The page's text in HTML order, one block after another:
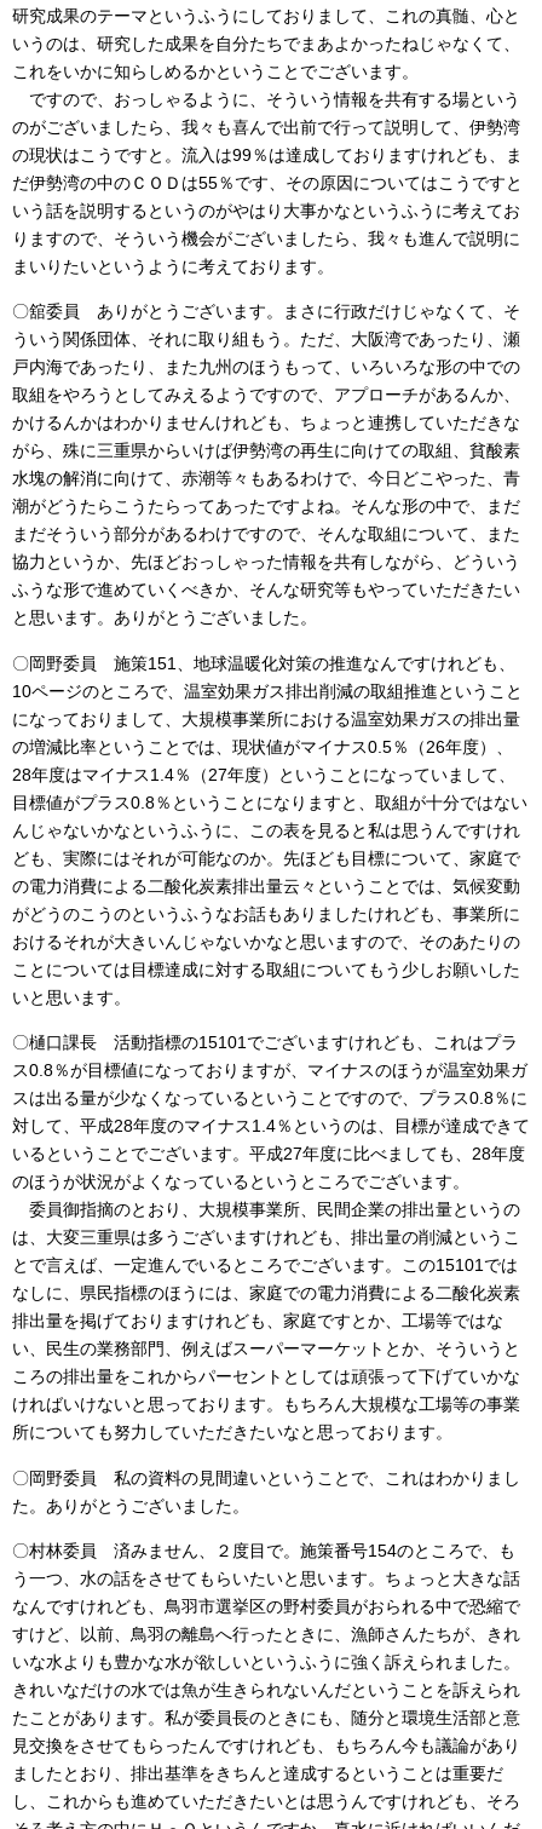
研究成果のテーマというふうにしておりまして、これの真髄、心と
いうのは、研究した成果を自分たちでまあよかったねじゃなくて、
これをいかに知らしめるかということでございます。
ですので、おっしゃるように、そういう情報を共有する場という
のがございましたら、我々も喜んで出前で行って説明して、伊勢湾
の現状はこうですと。流入は99％は達成しておりますけれども、ま
だ伊勢湾の中のＣＯＤは55％です、その原因についてはこうですと
いう話を説明するというのがやはり大事かなというふうに考えてお
りますので、そういう機会がございましたら、我々も進んで説明に
まいりたいというように考えております。
〇舘委員 ありがとうございます。まさに行政だけじゃなくて、そ
ういう関係団体、それに取り組もう。ただ、大阪湾であったり、瀬
戸内海であったり、また九州のほうもって、いろいろな形の中での
取組をやろうとしてみえるようですので、アプローチがあるんか、
かけるんかはわかりませんけれども、ちょっと連携していただきな
がら、殊に三重県からいけば伊勢湾の再生に向けての取組、貧酸素
水塊の解消に向けて、赤潮等々もあるわけで、今日どこやった、青
潮がどうたらこうたらってあったですよね。そんな形の中で、まだ
まだそういう部分があるわけですので、そんな取組について、また
協力というか、先ほどおっしゃった情報を共有しながら、どういう
ふうな形で進めていくべきか、そんな研究等もやっていただきたい
と思います。ありがとうございました。
〇岡野委員 施策151、地球温暖化対策の推進なんですけれども、
10ページのところで、温室効果ガス排出削減の取組推進ということ
になっておりまして、大規模事業所における温室効果ガスの排出量
の増減比率ということでは、現状値がマイナス0.5％（26年度）、
28年度はマイナス1.4％（27年度）ということになっていまして、
目標値がプラス0.8％ということになりますと、取組が十分ではない
んじゃないかなというふうに、この表を見ると私は思うんですけれ
ども、実際にはそれが可能なのか。先ほども目標について、家庭で
の電力消費による二酸化炭素排出量云々ということでは、気候変動
がどうのこうのというふうなお話もありましたけれども、事業所に
おけるそれが大きいんじゃないかなと思いますので、そのあたりの
ことについては目標達成に対する取組についてもう少しお願いした
いと思います。
〇樋口課長 活動指標の15101でございますけれども、これはプラ
ス0.8％が目標値になっておりますが、マイナスのほうが温室効果ガ
スは出る量が少なくなっているということですので、プラス0.8％に
対して、平成28年度のマイナス1.4％というのは、目標が達成できて
いるということでございます。平成27年度に比べましても、28年度
のほうが状況がよくなっているというところでございます。
委員御指摘のとおり、大規模事業所、民間企業の排出量というの
は、大変三重県は多うございますけれども、排出量の削減というこ
とで言えば、一定進んでいるところでございます。この15101では
なしに、県民指標のほうには、家庭での電力消費による二酸化炭素
排出量を掲げておりますけれども、家庭ですとか、工場等ではな
い、民生の業務部門、例えばスーパーマーケットとか、そういうと
ころの排出量をこれからパーセントとしては頑張って下げていかな
ければいけないと思っております。もちろん大規模な工場等の事業
所についても努力していただきたいなと思っております。
〇岡野委員 私の資料の見間違いということで、これはわかりまし
た。ありがとうございました。
〇村林委員 済みません、２度目で。施策番号154のところで、も
う一つ、水の話をさせてもらいたいと思います。ちょっと大きな話
なんですけれども、鳥羽市選挙区の野村委員がおられる中で恐縮で
すけど、以前、鳥羽の離島へ行ったときに、漁師さんたちが、きれ
いな水よりも豊かな水が欲しいというふうに強く訴えられました。
きれいなだけの水では魚が生きられないんだということを訴えられ
たことがあります。私が委員長のときにも、随分と環境生活部と意
見交換をさせてもらったんですけれども、もちろん今も議論があり
ましたとおり、排出基準をきちんと達成するということは重要だ
し、これからも進めていただきたいとは思うんですけれども、そろ